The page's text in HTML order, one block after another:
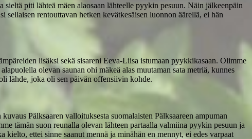
piti lähteä mäen alaosaan lähteelle pyykin pesuun. Näin jälkeenpäin
rentouttavan hetken kevätkesäisen luonnon äärellä, ei hän
lisäksi sekä sisareni Eeva-Liisa istumaan pyykkikasaan. Olimme
olevan saunan ohi mäkeä alas muutaman sata metriä, kunnes
lähde, joka oli sen päivän offensiivin kohde.
Pälksaaren valloituksesta suomalaisten Pälksaareen ampuman
tämän suon reunalla olevan lähteen partaalla valmiina pyykin pesuun ja
ettei sinne saanut mennä ja minähän en mennyt, ei edes varpaat